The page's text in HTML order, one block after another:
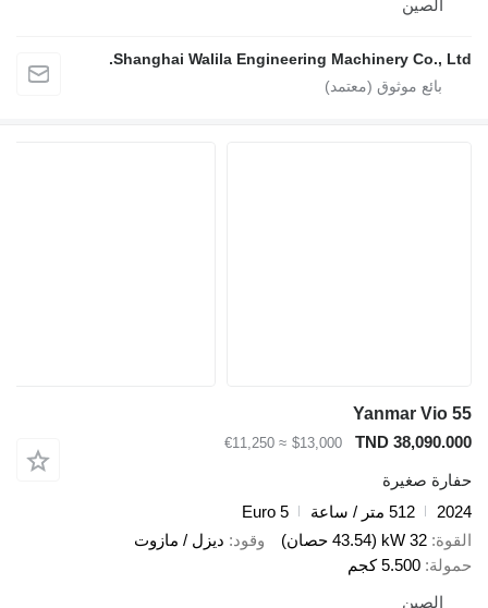
Shanghai Walila Engineering Machinery
Yanmar
TND
$13,000
≈ €11,250
512 متر / ساعة
Euro 5
وقود ديزل / مازوت
5.500 كجم